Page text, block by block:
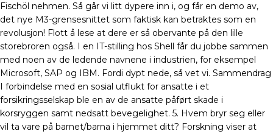
Fischöl nehmen. Så går vi litt dypere inn i, og får en demo av,
det nye M3-grensesnittet som faktisk kan betraktes som en
revolusjon! Flott å lese at dere er så obervante på den lille
storebroren også. I en IT-stilling hos Shell får du jobbe sammen
med noen av de ledende navnene i industrien, for eksempel
Microsoft, SAP og IBM. Fordi dypt nede, så vet vi. Sammendrag
I forbindelse med en sosial utflukt for ansatte i et
forsikringsselskap ble en av de ansatte påført skade i
korsryggen samt nedsatt bevegelighet. 5. Hvem bryr seg eller
vil ta vare på barnet/barna i hjemmet ditt? Forskning viser at